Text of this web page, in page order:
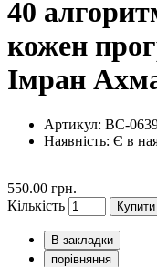
40
кожен
Імран
Артикул: BC-
Наявність: Є в
550.00 грн.
Кількість
Купити
В закладки
порівняння